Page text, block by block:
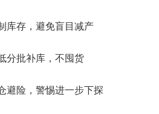
库存，避免盲目减产
分批补库，不囤货
避险，警惕进一步下探